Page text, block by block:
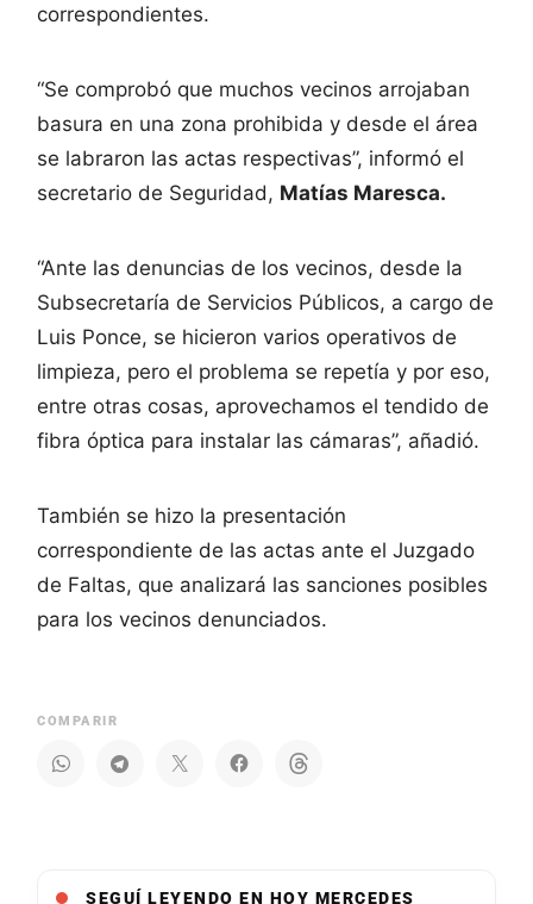
correspondientes.
“Se comprobó que muchos vecinos arrojaban
basura en una zona prohibida y desde el área
se labraron las actas respectivas”, informó el
secretario de Seguridad, Matías Maresca.
“Ante las denuncias de los vecinos, desde la
Subsecretaría de Servicios Públicos, a cargo de
Luis Ponce, se hicieron varios operativos de
limpieza, pero el problema se repetía y por eso,
entre otras cosas, aprovechamos el tendido de
fibra óptica para instalar las cámaras”, añadió.
También se hizo la presentación
correspondiente de las actas ante el Juzgado
de Faltas, que analizará las sanciones posibles
para los vecinos denunciados.
COMPARIR
SEGUÍ LEYENDO EN HOY MERCEDES